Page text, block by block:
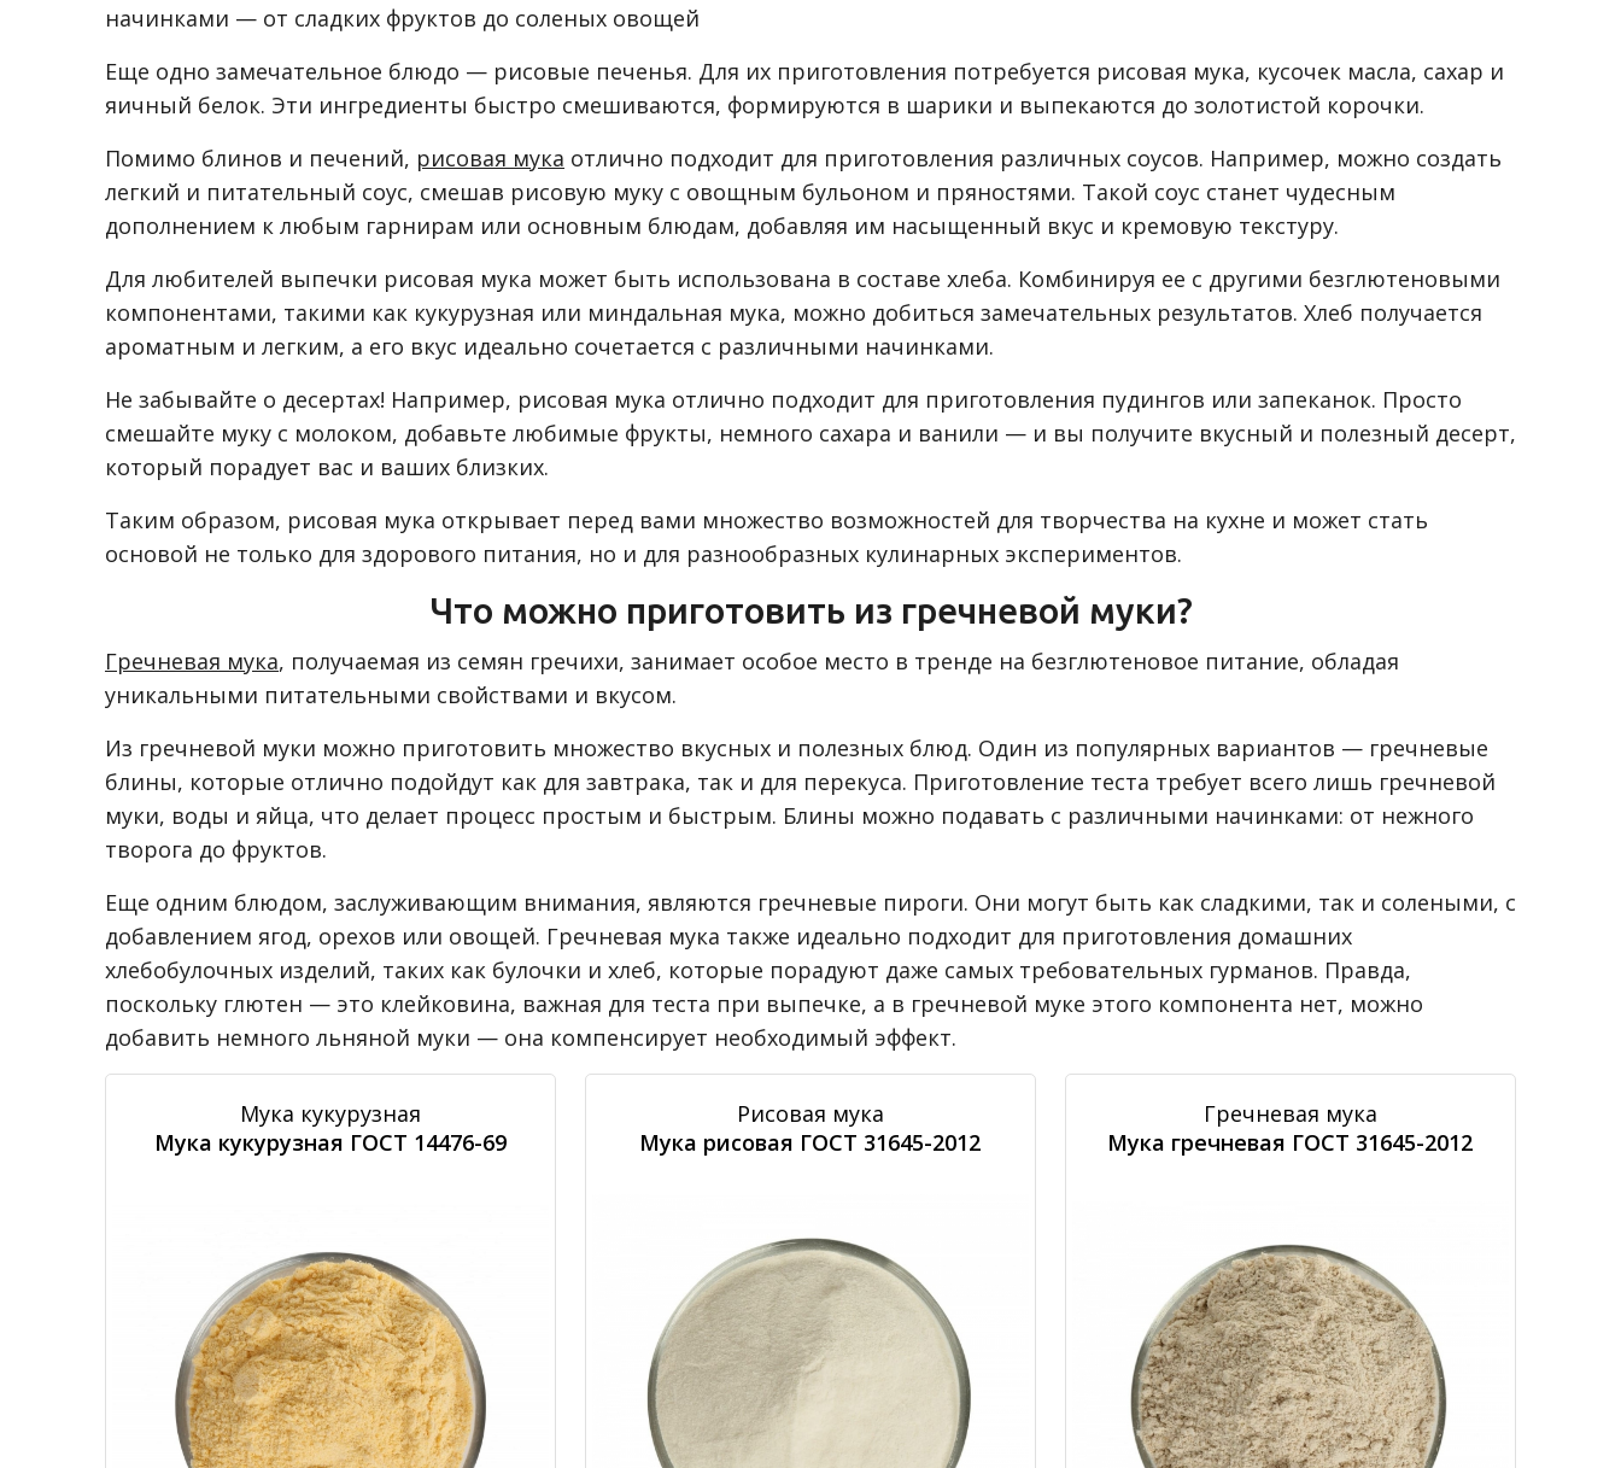
начинками — от сладких фруктов до соленых овощей
Еще одно замечательное блюдо — рисовые печенья. Для их приготовления потребуется рисовая мука, кусочек масла, сахар и
яичный белок. Эти ингредиенты быстро смешиваются, формируются в шарики и выпекаются до золотистой корочки.
Помимо блинов и печений, рисовая мука отлично подходит для приготовления различных соусов. Например, можно создать
легкий и питательный соус, смешав рисовую муку с овощным бульоном и пряностями. Такой соус станет чудесным
дополнением к любым гарнирам или основным блюдам, добавляя им насыщенный вкус и кремовую текстуру.
Для любителей выпечки рисовая мука может быть использована в составе хлеба. Комбинируя ее с другими безглютеновыми
компонентами, такими как кукурузная или миндальная мука, можно добиться замечательных результатов. Хлеб получается
ароматным и легким, а его вкус идеально сочетается с различными начинками.
Не забывайте о десертах! Например, рисовая мука отлично подходит для приготовления пудингов или запеканок. Просто
смешайте муку с молоком, добавьте любимые фрукты, немного сахара и ванили — и вы получите вкусный и полезный десерт,
который порадует вас и ваших близких.
Таким образом, рисовая мука открывает перед вами множество возможностей для творчества на кухне и может стать
основой не только для здорового питания, но и для разнообразных кулинарных экспериментов.
Что можно приготовить из гречневой муки?
Гречневая мука, получаемая из семян гречихи, занимает особое место в тренде на безглютеновое питание, обладая
уникальными питательными свойствами и вкусом.
Из гречневой муки можно приготовить множество вкусных и полезных блюд. Один из популярных вариантов — гречневые
блины, которые отлично подойдут как для завтрака, так и для перекуса. Приготовление теста требует всего лишь гречневой
муки, воды и яйца, что делает процесс простым и быстрым. Блины можно подавать с различными начинками: от нежного
творога до фруктов.
Еще одним блюдом, заслуживающим внимания, являются гречневые пироги. Они могут быть как сладкими, так и солеными, с
добавлением ягод, орехов или овощей. Гречневая мука также идеально подходит для приготовления домашних
хлебобулочных изделий, таких как булочки и хлеб, которые порадуют даже самых требовательных гурманов. Правда,
поскольку глютен — это клейковина, важная для теста при выпечке, а в гречневой муке этого компонента нет, можно
добавить немного льняной муки — она компенсирует необходимый эффект.
Мука кукурузная
Мука кукурузная ГОСТ 14476-69
Рисовая мука
Мука рисовая ГОСТ 31645-2012
Гречневая мука
Мука гречневая ГОСТ 31645-2012